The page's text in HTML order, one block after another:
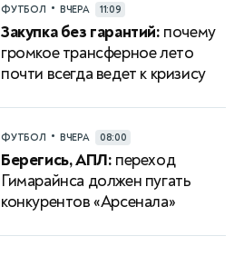
ФУТБОЛ • ВЧЕРА 11:09
Закупка без гарантий: почему
громкое трансферное лето
почти всегда ведет к кризису
ФУТБОЛ • ВЧЕРА 08:00
Берегись, АПЛ: переход
Гимарайнса должен пугать
конкурентов «Арсенала»